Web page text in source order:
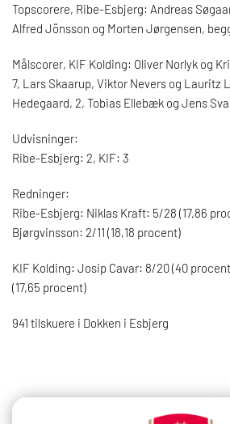
Topscorere, Ribe-Esbjerg: Andreas
Alfred Jönsson og Morten Jørgensen,
Målscorer, KIF Kolding: Oliver Norlyk og
7, Lars Skaarup, Viktor Nevers og Lauritz
Hedegaard, 2, Tobias Ellebæk og Jens
Udvisninger:
Ribe-Esbjerg: 2, KIF: 3
Redninger:
Ribe-Esbjerg: Niklas Kraft: 5/28 (17,86
Bjørgvinsson: 2/11 (18,18 procent)
KIF Kolding: Josip Cavar: 8/20 (40
(17,65 procent)
941 tilskuere i Dokken i Esbjerg